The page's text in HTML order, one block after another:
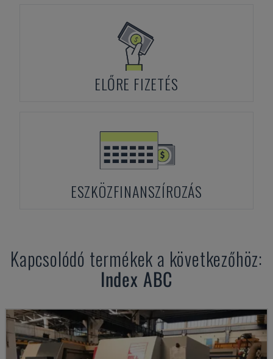
ELŐRE FIZETÉS
ESZKÖZFINANSZÍROZÁS
Kapcsolódó termékek a következőhöz:
Index ABC